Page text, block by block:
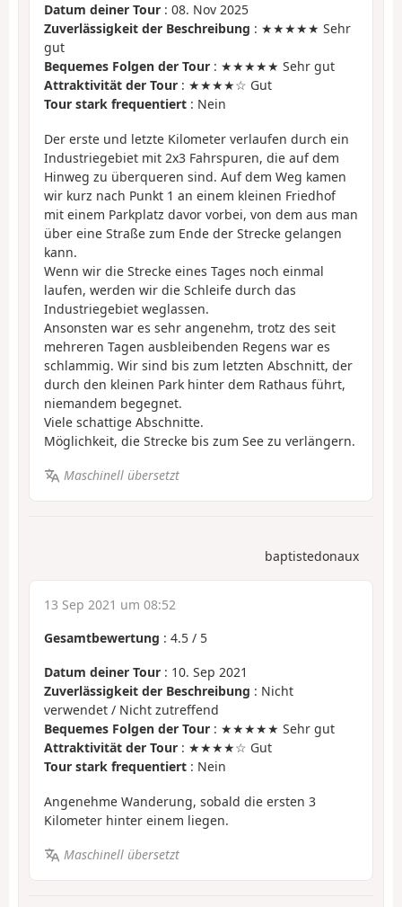
Datum deiner Tour : 08. Nov 2025
Zuverlässigkeit der Beschreibung : ★★★★★ Sehr
gut
Bequemes Folgen der Tour : ★★★★★ Sehr gut
Attraktivität der Tour : ★★★★☆ Gut
Tour stark frequentiert : Nein
Der erste und letzte Kilometer verlaufen durch ein
Industriegebiet mit 2x3 Fahrspuren, die auf dem
Hinweg zu überqueren sind. Auf dem Weg kamen
wir kurz nach Punkt 1 an einem kleinen Friedhof
mit einem Parkplatz davor vorbei, von dem aus man
über eine Straße zum Ende der Strecke gelangen
kann.
Wenn wir die Strecke eines Tages noch einmal
laufen, werden wir die Schleife durch das
Industriegebiet weglassen.
Ansonsten war es sehr angenehm, trotz des seit
mehreren Tagen ausbleibenden Regens war es
schlammig. Wir sind bis zum letzten Abschnitt, der
durch den kleinen Park hinter dem Rathaus führt,
niemandem begegnet.
Viele schattige Abschnitte.
Möglichkeit, die Strecke bis zum See zu verlängern.
Maschinell übersetzt
baptistedonaux
13 Sep 2021 um 08:52
Gesamtbewertung : 4.5 / 5
Datum deiner Tour : 10. Sep 2021
Zuverlässigkeit der Beschreibung : Nicht
verwendet / Nicht zutreffend
Bequemes Folgen der Tour : ★★★★★ Sehr gut
Attraktivität der Tour : ★★★★☆ Gut
Tour stark frequentiert : Nein
Angenehme Wanderung, sobald die ersten 3
Kilometer hinter einem liegen.
Maschinell übersetzt